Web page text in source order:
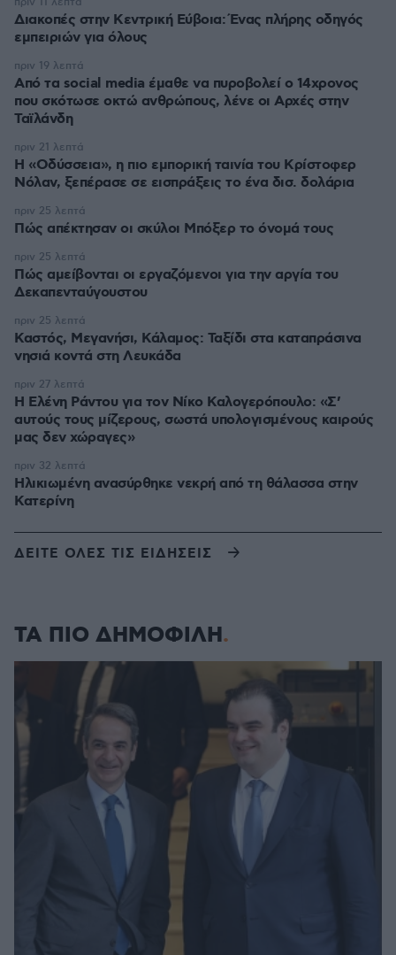
Διακοπές στην Κεντρική Εύβοια: Ένας πλήρης οδηγός
εμπειριών για όλους
Από τα social media έμαθε να πυροβολεί ο 14χρονος
που σκότωσε οκτώ ανθρώπους, λένε οι Αρχές στην
Ταϊλάνδη
πριν 19 λεπτά
Η «Οδύσσεια», η πιο εμπορική ταινία του Κρίστοφερ
Νόλαν, ξεπέρασε σε εισπράξεις το ένα δισ. δολάρια
πριν 21 λεπτά
Πώς απέκτησαν οι σκύλοι Μπόξερ το όνομά τους
πριν 25 λεπτά
Πώς αμείβονται οι εργαζόμενοι για την αργία του
Δεκαπενταύγουστου
πριν 25 λεπτά
Καστός, Μεγανήσι, Κάλαμος: Ταξίδι στα καταπράσινα
νησιά κοντά στη Λευκάδα
πριν 25 λεπτά
Η Ελένη Ράντου για τον Νίκο Καλογερόπουλο: «Σ’
αυτούς τους μίζερους, σωστά υπολογισμένους καιρούς
μας δεν χώραγες»
πριν 27 λεπτά
Ηλικιωμένη ανασύρθηκε νεκρή από τη θάλασσα στην
Κατερίνη
πριν 32 λεπτά
ΔΕΙΤΕ ΟΛΕΣ ΤΙΣ ΕΙΔΗΣΕΙΣ
ΤΑ ΠΙΟ ΔΗΜΟΦΙΛΗ